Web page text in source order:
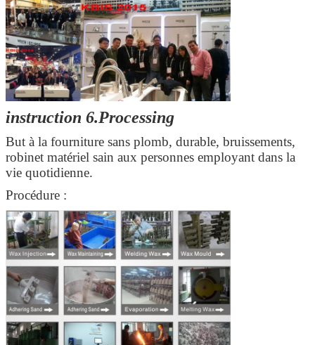
instruction 6.Processing
But à la fourniture sans plomb, durable, bruissements,
robinet matériel sain aux personnes employant dans la
vie quotidienne.
Procédure :